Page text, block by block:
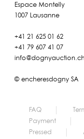
Espace Montelly
1007 Lausanne
+41 21 625 01 62
+41 79 607 41 07
info@dognyauction.ch
© encheresdogny SA
FAQ
Payment
Pressed